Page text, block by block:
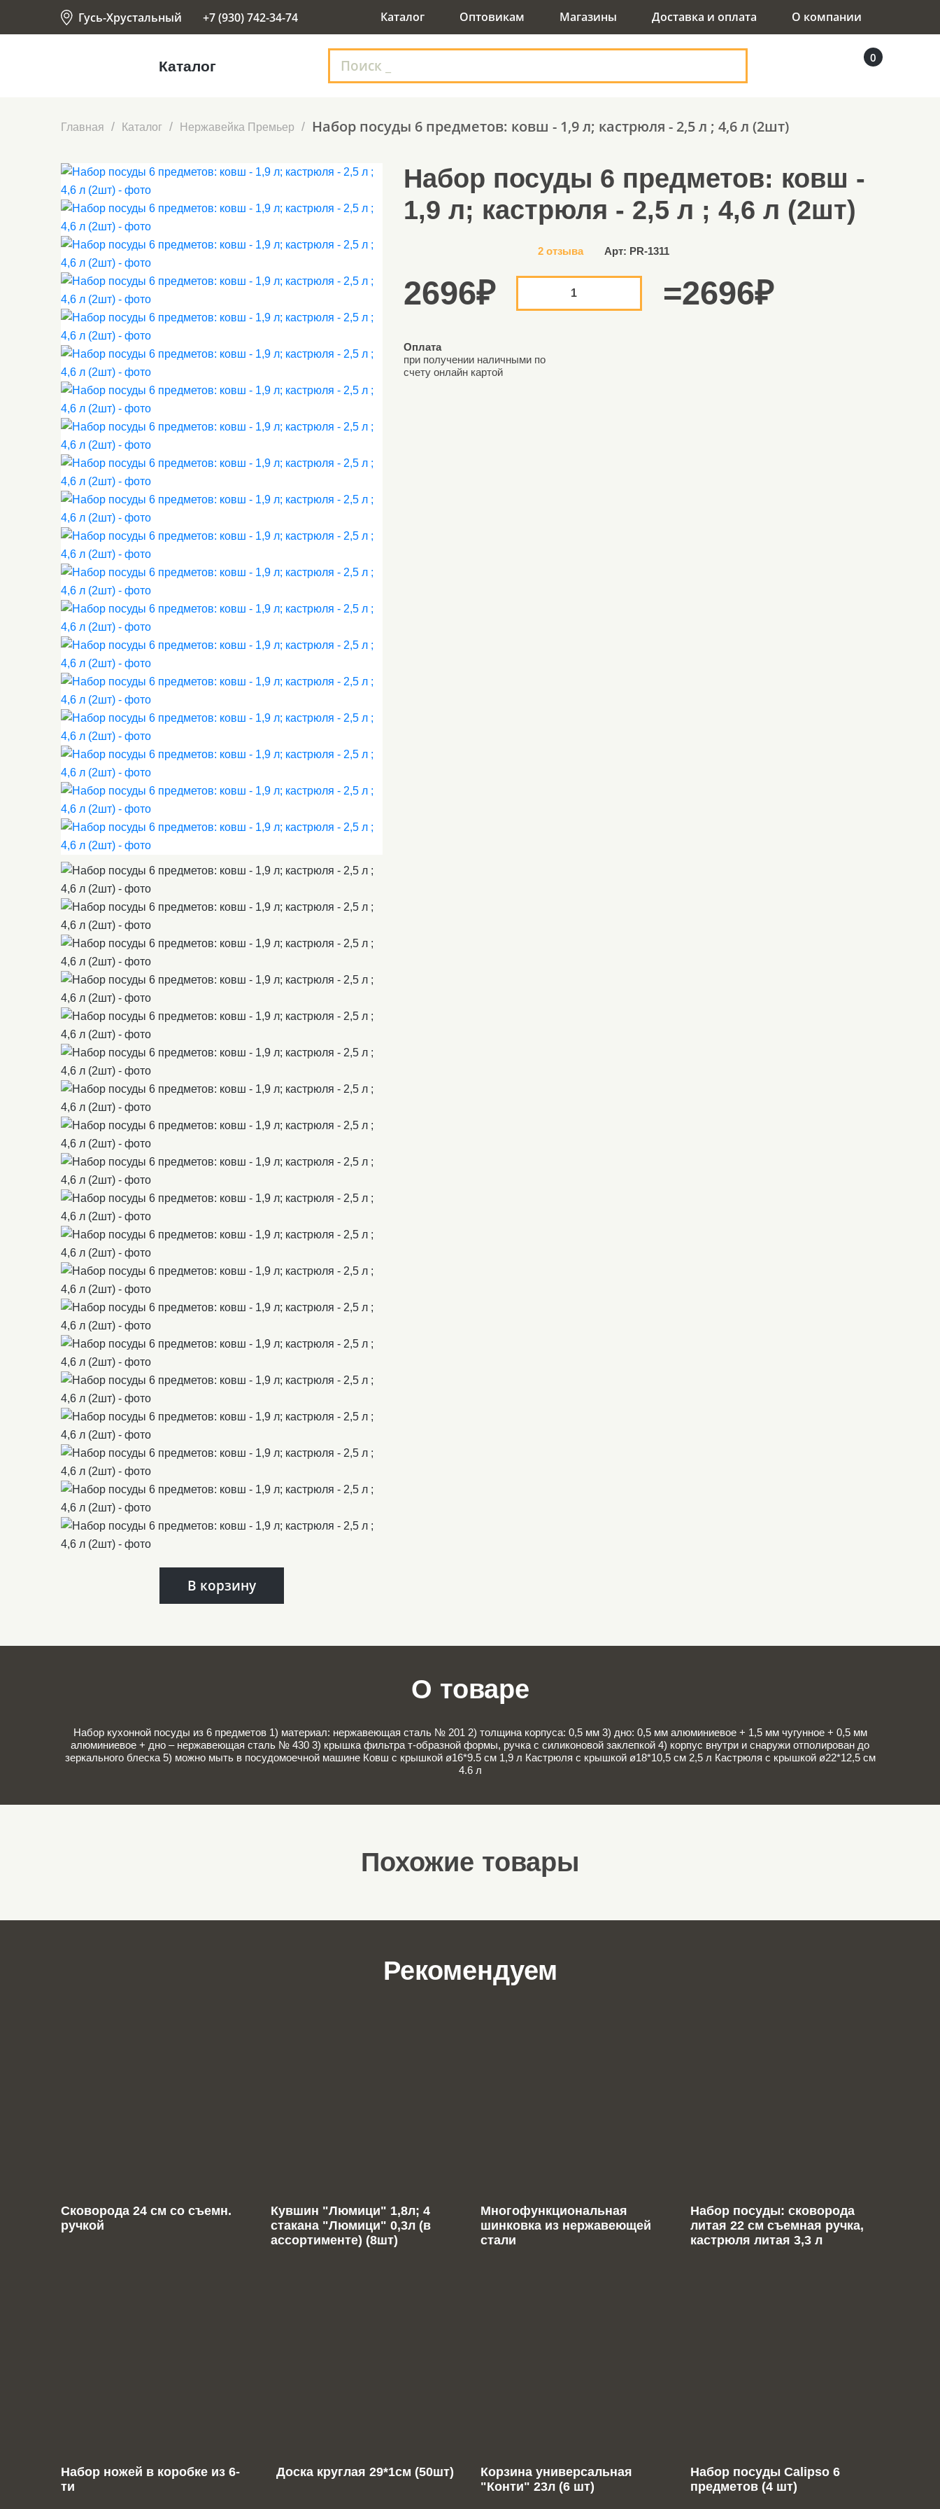
Гусь-Хрустальный +7 (930) 742-34-74 Каталог Оптовикам Магазины Доставка и оплата О компании
Каталог
0
Главная Каталог Нержавейка Премьер Набор посуды 6 предметов: ковш - 1,9 л; кастрюля - 2,5 л ; 4,6 л (2шт)
В корзину
Набор посуды 6 предметов: ковш -
1,9 л; кастрюля - 2,5 л ; 4,6 л (2шт)
2 отзыва Арт: PR-1311
2696₽ =2696₽
Оплата
при получении наличными по
счету онлайн картой
О товаре
Набор кухонной посуды из 6 предметов 1) материал: нержавеющая сталь № 201 2) толщина корпуса: 0,5 мм 3) дно: 0,5 мм алюминиевое + 1,5 мм чугунное + 0,5 мм
алюминиевое + дно – нержавеющая сталь № 430 3) крышка фильтра т-образной формы, ручка с силиконовой заклепкой 4) корпус внутри и снаружи отполирован до
зеркального блеска 5) можно мыть в посудомоечной машине Ковш с крышкой ø16*9.5 см 1,9 л Кастрюля с крышкой ø18*10,5 см 2,5 л Кастрюля с крышкой ø22*12,5 см
4.6 л
Похожие товары
Рекомендуем
Сковорода 24 см со съемн.
ручкой
Кувшин "Люмици" 1,8л; 4
стакана "Люмици" 0,3л (в
ассортименте) (8шт)
Многофункциональная
шинковка из нержавеющей
стали
Набор посуды: сковорода
литая 22 см съемная ручка,
кастрюля литая 3,3 л
Набор ножей в коробке из 6-
ти
Доска круглая 29*1см (50шт)
Корзина универсальная
"Конти" 23л (6 шт)
Набор посуды Calipso 6
предметов (4 шт)